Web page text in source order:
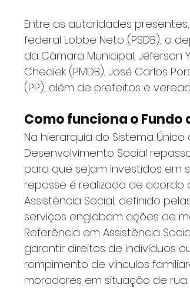
Entre as autoridades
federal Lobbe Neto (PSDB), o
da Câmara Municipal, Jéferson
Chediek (PMDB), José Carlos
(PP), além de prefeitos e
Como funciona o Fundo
Na hierarquia do Sistema
Desenvolvimento Social
para que sejam investidos em
repasse é realizado de acordo
Assistência Social, definido
serviços englobam ações de
Referência em Assistência
garantir direitos de indivíduos
rompimento de vínculos
moradores em situação de rua.